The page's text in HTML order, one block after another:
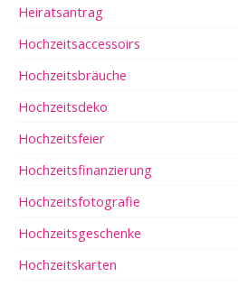
Heiratsantrag
Hochzeitsaccessoirs
Hochzeitsbräuche
Hochzeitsdeko
Hochzeitsfeier
Hochzeitsfinanzierung
Hochzeitsfotografie
Hochzeitsgeschenke
Hochzeitskarten